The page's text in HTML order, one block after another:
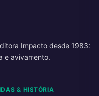
Impacto desde 1983:
e avivamento.
& HISTÓRIA